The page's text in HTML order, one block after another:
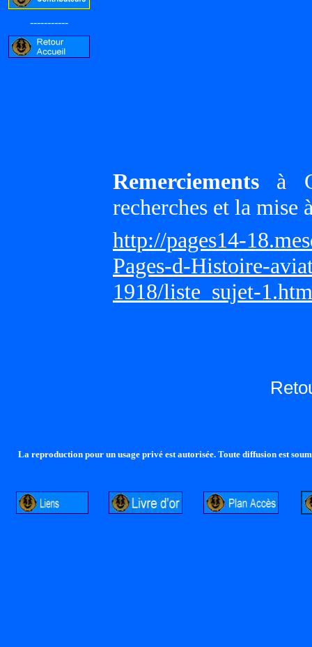
-----------
Remerciements à
recherches et la mise
http://pages14-
Pages-d-Histoire-
1918/liste_sujet-1.htm
La reproduction pour un usage privé est autorisée. Toute diffusion est